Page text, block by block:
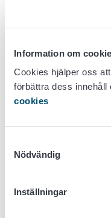
Information om
Cookies hjälper oss
förbättra dess innehåll
cookies
Nödvändig
Inställningar
029 530 0400
Andra
Se alla
Tfn 029 530 0400 (växel)